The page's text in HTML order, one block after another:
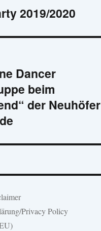
2019/2020
Dancer
beim
der Neuhöfer
Privacy Policy